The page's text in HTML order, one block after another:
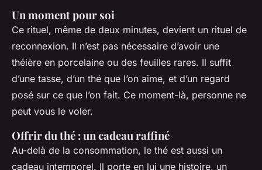
Un moment pour soi
Ce rituel, même de deux minutes, devient un rituel de
reconnexion. Il n’est pas nécessaire d’avoir une
théière en porcelaine ou des feuilles rares. Il suffit
d’une tasse, d’un thé que l’on aime, et d’un regard
posé sur ce que l’on fait. Ce moment-là, personne ne
peut vous le voler.
Offrir du thé : un cadeau raffiné
Au-delà de la consommation, le thé est aussi un
cadeau intemporel. Il porte en lui une histoire, un